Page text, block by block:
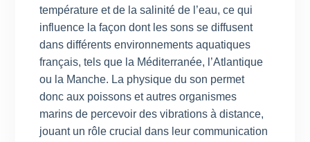
température et de la salinité de l’eau, ce qui
influence la façon dont les sons se diffusent
dans différents environnements aquatiques
français, tels que la Méditerranée, l’Atlantique
ou la Manche. La physique du son permet
donc aux poissons et autres organismes
marins de percevoir des vibrations à distance,
jouant un rôle crucial dans leur communication